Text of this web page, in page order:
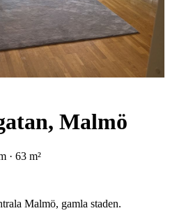
Malmö
· 63 m²
Malmö, gamla staden.